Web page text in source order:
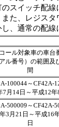
スイッチ配
た、レジス
、通常の配線
ール対象車の車台
アル番号）の範囲及
間
100044～CF42A-
7月14日～平成12年
500009～CF42A-
3月21日～平成16
日